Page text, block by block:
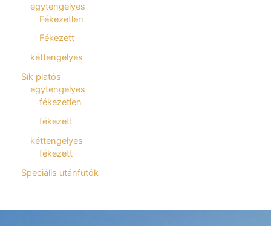
egytengelyes
Fékezetlen
Fékezett
kéttengelyes
Sík platós
egytengelyes
fékezetlen
fékezett
kéttengelyes
fékezett
Speciális utánfutók